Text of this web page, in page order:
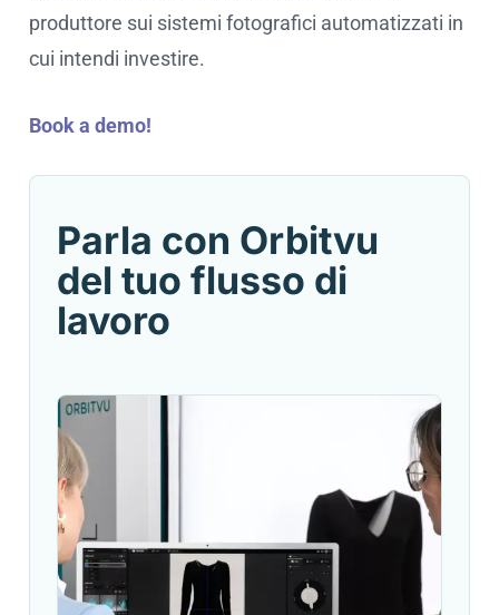
produttore sui sistemi fotografici automatizzati in
cui intendi investire.
Book a demo!
Parla con Orbitvu
del tuo flusso di
lavoro